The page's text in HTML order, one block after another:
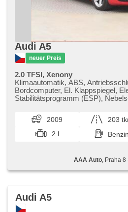
Audi A5
neuer Preis
2.0 TFSI, Xenony
Klimaautomatik, ABS,
Bordcomputer, El. Klappspiegel,
Stabilitätsprogramm (ESP),
Servolenkung, El. Seitenscheiben,
2009 203
2 l
Benzin
AAA Auto, Praha 8
Audi A5